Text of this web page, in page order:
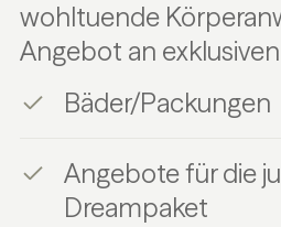
wohltuende
Angebot an
Bäder/Packungen
Angebote für die
Dreampaket